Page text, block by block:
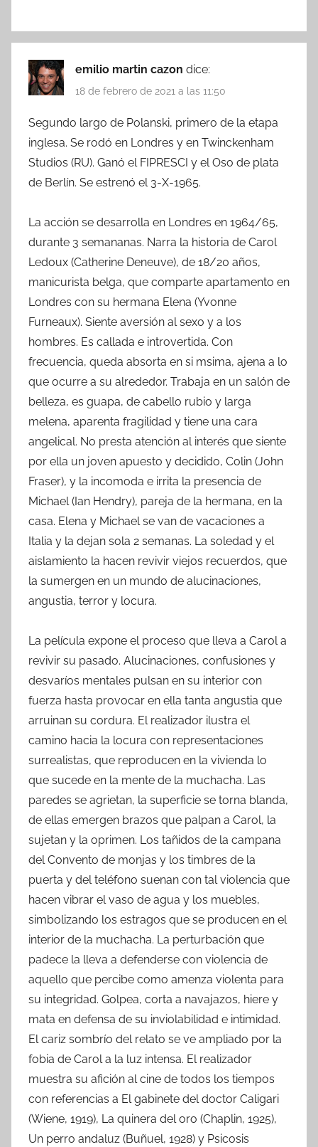
emilio martin cazon dice:
18 de febrero de 2021 a las 11:50
Segundo largo de Polanski, primero de la etapa
inglesa. Se rodó en Londres y en Twinckenham
Studios (RU). Ganó el FIPRESCI y el Oso de plata
de Berlín. Se estrenó el 3-X-1965.
La acción se desarrolla en Londres en 1964/65,
durante 3 semananas. Narra la historia de Carol
Ledoux (Catherine Deneuve), de 18/20 años,
manicurista belga, que comparte apartamento en
Londres con su hermana Elena (Yvonne
Furneaux). Siente aversión al sexo y a los
hombres. Es callada e introvertida. Con
frecuencia, queda absorta en si msima, ajena a lo
que ocurre a su alrededor. Trabaja en un salón de
belleza, es guapa, de cabello rubio y larga
melena, aparenta fragilidad y tiene una cara
angelical. No presta atención al interés que siente
por ella un joven apuesto y decidido, Colin (John
Fraser), y la incomoda e irrita la presencia de
Michael (Ian Hendry), pareja de la hermana, en la
casa. Elena y Michael se van de vacaciones a
Italia y la dejan sola 2 semanas. La soledad y el
aislamiento la hacen revivir viejos recuerdos, que
la sumergen en un mundo de alucinaciones,
angustia, terror y locura.
La película expone el proceso que lleva a Carol a
revivir su pasado. Alucinaciones, confusiones y
desvaríos mentales pulsan en su interior con
fuerza hasta provocar en ella tanta angustia que
arruinan su cordura. El realizador ilustra el
camino hacia la locura con representaciones
surrealistas, que reproducen en la vivienda lo
que sucede en la mente de la muchacha. Las
paredes se agrietan, la superficie se torna blanda,
de ellas emergen brazos que palpan a Carol, la
sujetan y la oprimen. Los tañidos de la campana
del Convento de monjas y los timbres de la
puerta y del teléfono suenan con tal violencia que
hacen vibrar el vaso de agua y los muebles,
simbolizando los estragos que se producen en el
interior de la muchacha. La perturbación que
padece la lleva a defenderse con violencia de
aquello que percibe como amenza violenta para
su integridad. Golpea, corta a navajazos, hiere y
mata en defensa de su inviolabilidad e intimidad.
El cariz sombrío del relato se ve ampliado por la
fobia de Carol a la luz intensa. El realizador
muestra su afición al cine de todos los tiempos
con referencias a El gabinete del doctor Caligari
(Wiene, 1919), La quinera del oro (Chaplin, 1925),
Un perro andaluz (Buñuel, 1928) y Psicosis